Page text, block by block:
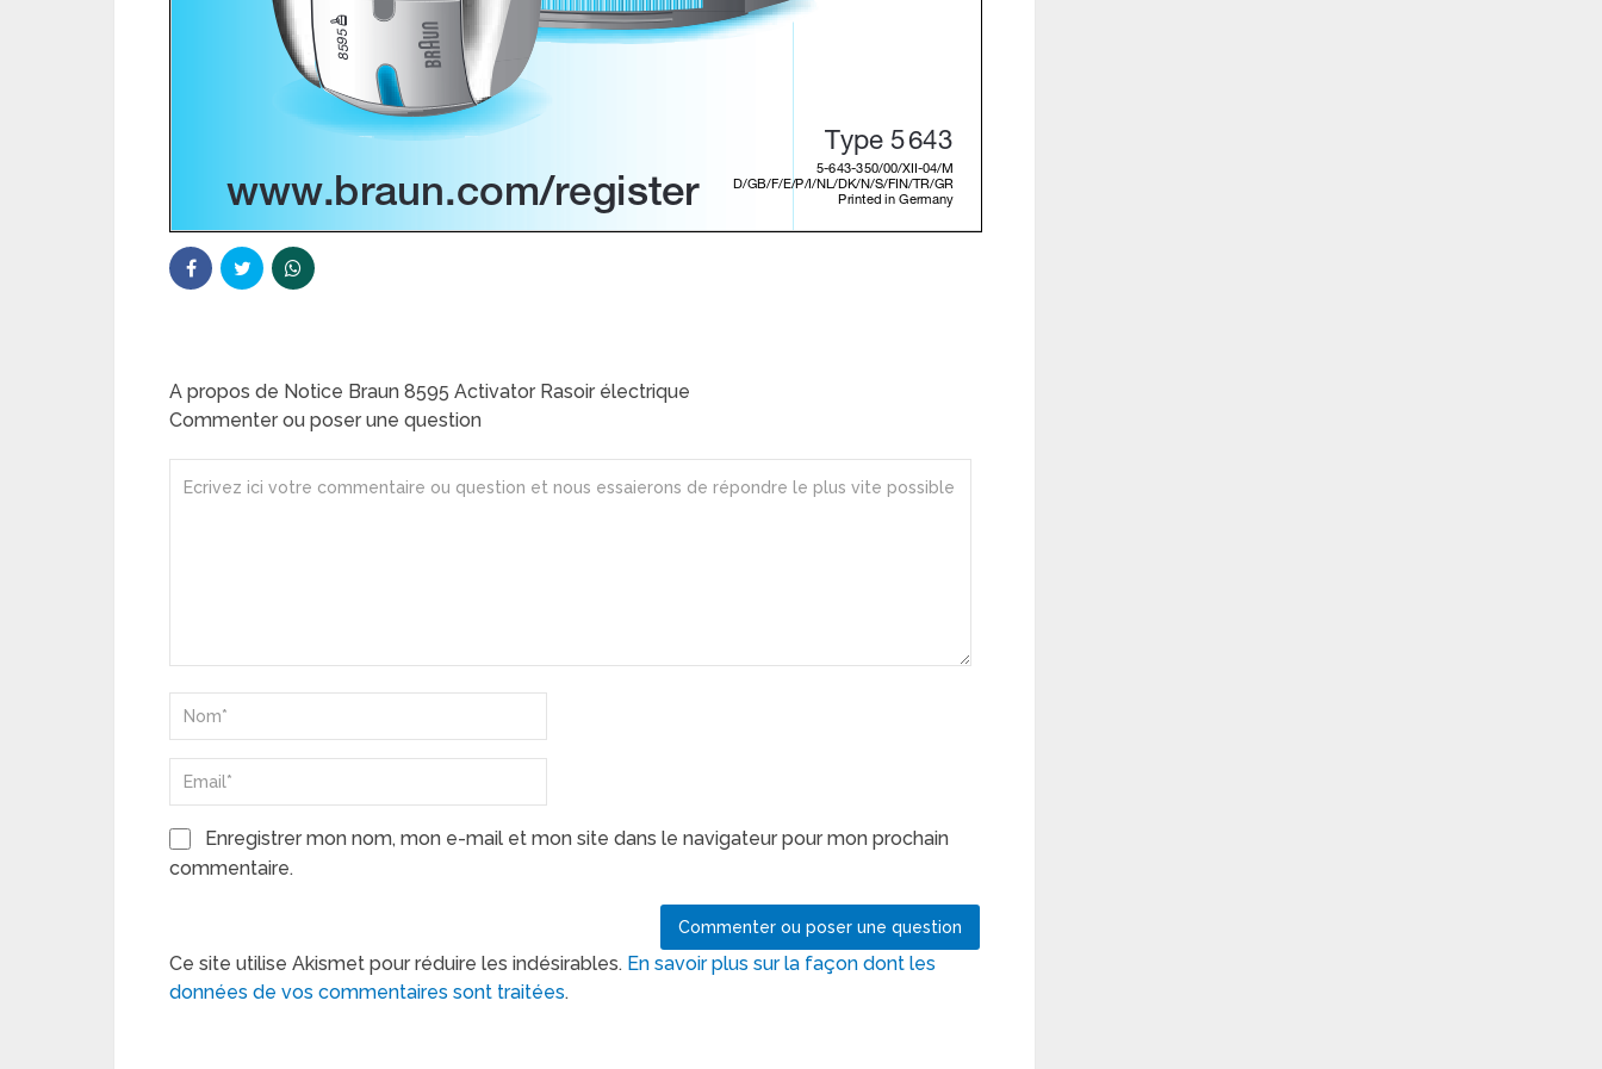
A propos de Notice Braun 8595 Activator Rasoir électrique
Commenter ou poser une question
Enregistrer mon nom, mon e-mail et mon site dans le navigateur pour mon prochain
commentaire.
Ce site utilise Akismet pour réduire les indésirables. En savoir plus sur la façon dont les
données de vos commentaires sont traitées.